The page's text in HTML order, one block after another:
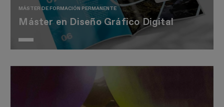
MÁSTER DE FORMACIÓN PERMANENTE
Máster en Diseño Gráfico Digital